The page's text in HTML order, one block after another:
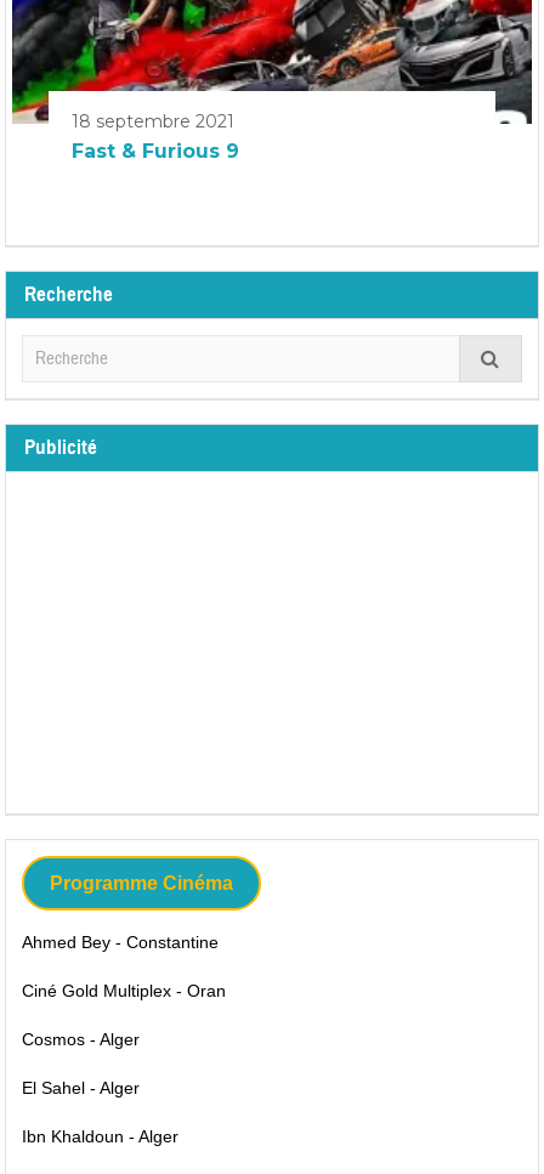
18 septembre 2021
Fast & Furious 9
Recherche
Publicité
Programme Cinéma
Ahmed Bey - Constantine
Ciné Gold Multiplex - Oran
Cosmos - Alger
El Sahel - Alger
Ibn Khaldoun - Alger